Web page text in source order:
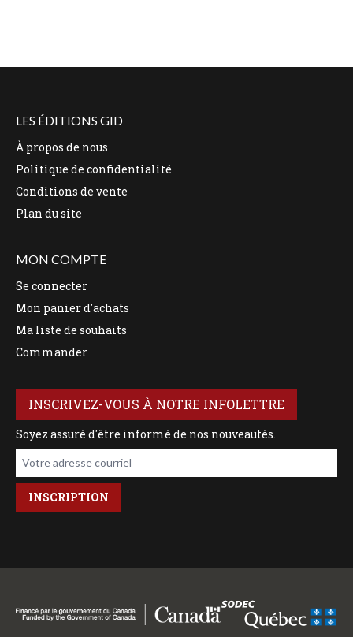
LES ÉDITIONS GID
À propos de nous
Politique de confidentialité
Conditions de vente
Plan du site
MON COMPTE
Se connecter
Mon panier d'achats
Ma liste de souhaits
Commander
INSCRIVEZ-VOUS À NOTRE INFOLETTRE
Soyez assuré d'être informé de nos nouveautés.
Votre adresse courriel